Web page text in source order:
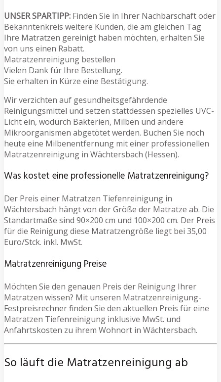
UNSER SPARTIPP: Finden Sie in Ihrer Nachbarschaft oder
Bekanntenkreis weitere Kunden, die am gleichen Tag
Ihre Matratzen gereinigt haben möchten, erhalten Sie
von uns einen Rabatt.
Matratzenreinigung bestellen
Vielen Dank für Ihre Bestellung.
Sie erhalten in Kürze eine Bestätigung.
Wir verzichten auf gesundheitsgefährdende
Reinigungsmittel und setzen stattdessen spezielles UVC-
Licht ein, wodurch Bakterien, Milben und andere
Mikroorganismen abgetötet werden. Buchen Sie noch
heute eine Milbenentfernung mit einer professionellen
Matratzenreinigung in Wächtersbach (Hessen).
Was kostet eine professionelle Matratzenreinigung?
Der Preis einer Matratzen Tiefenreinigung in
Wächtersbach hängt von der Größe der Matratze ab. Die
Standartmaße sind 90×200 cm und 100×200 cm. Der Preis
für die Reinigung diese Matratzengröße liegt bei 35,00
Euro/Stck. inkl. MwSt.
Matratzenreinigung Preise
Möchten Sie den genauen Preis der Reinigung Ihrer
Matratzen wissen? Mit unseren Matratzenreinigung-
Festpreisrechner finden Sie den aktuellen Preis für eine
Matratzen Tiefenreinigung inklusive MwSt. und
Anfahrtskosten zu ihrem Wohnort in Wächtersbach.
So läuft die Matratzenreinigung ab